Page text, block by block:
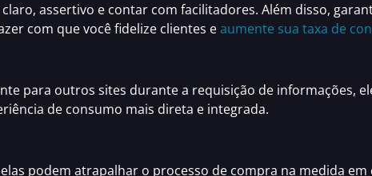
assertivo e contar com facilitadores. Além disso,
com que vocêfidelize clientes eaumente sua taxa de
para outros sites durante a requisição de informações,
de consumo mais direta e integrada.
podem atrapalhar o processo de compra na medida